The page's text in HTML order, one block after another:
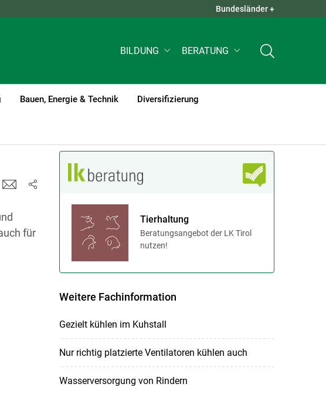
QUICK LINKS +
Bundesländer +
BILDUNG BERATUNG
Bauen, Energie & Technik Diversifizierung
für
Tierhaltung
Beratungsangebot der LK Tirol
nutzen!
Weitere Fachinformation
Gezielt kühlen im Kuhstall
Nur richtig platzierte Ventilatoren kühlen auch
Wasserversorgung von Rindern